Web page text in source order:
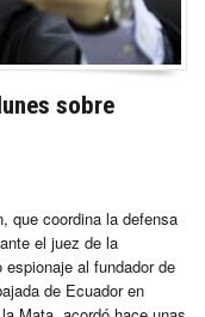
sobre
que coordina la defensa
el juez de la
al fundador de
de Ecuador en